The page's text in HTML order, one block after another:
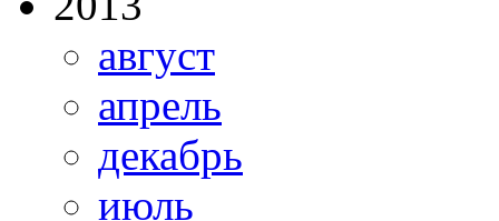
август
апрель
декабрь
июль